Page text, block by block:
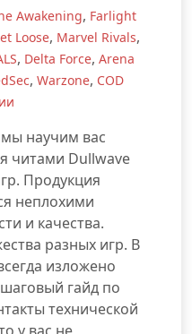
Awakening, Farlight
Loose, Marvel Rivals,
, Delta Force, Arena
, Warzone, COD
научим вас
читами Dullwave
Продукция
неплохими
и качества.
разных игр. В
изложено
гайд по
технической